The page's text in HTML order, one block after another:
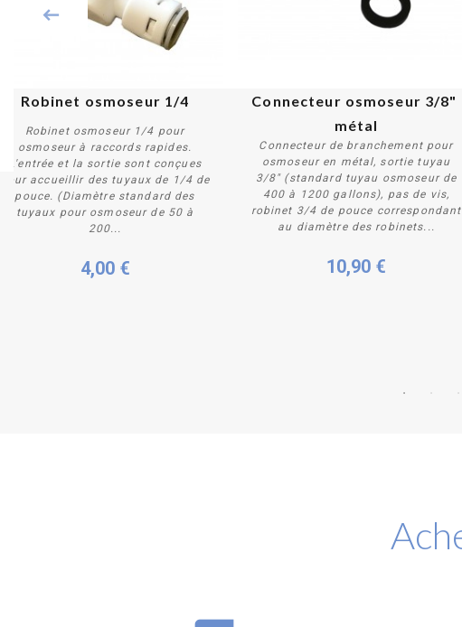
Acheter
Robinet osmoseur 1/4
Robinet osmoseur 1/4 pour
osmoseur à raccords rapides.
L'entrée et la sortie sont conçues
pour accueillir des tuyaux de 1/4 de
pouce. (Diamètre standard des
tuyaux pour osmoseur de 50 à
200...
4,00 €
Acheter
Connecteur osmoseur 3/8"
métal
Connecteur de branchement pour
osmoseur en métal, sortie tuyau
3/8" (standard tuyau osmoseur de
400 à 1200 gallons), pas de vis,
robinet 3/4 de pouce correspondant
au diamètre des robinets...
10,90 €